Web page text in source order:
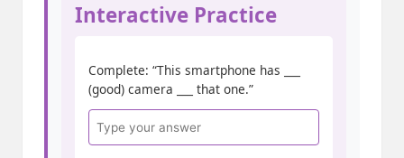
Interactive Practice
Complete: “This smartphone has ___
(good) camera ___ that one.”